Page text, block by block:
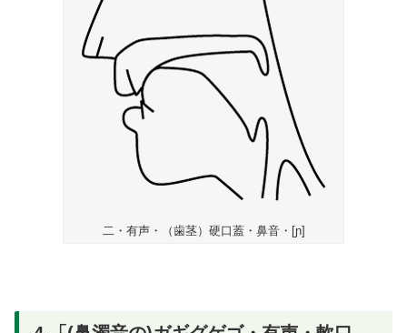
二・有声・（歯茎）硬口蓋・鼻音・[ɲ]